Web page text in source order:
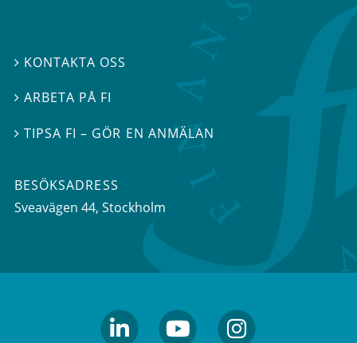
 KONTAKTA OSS
ARBETA PÅ FI
TIPSA FI – GÖR EN ANMÄLAN
BESÖKSADRESS
Sveavägen 44, Stockholm